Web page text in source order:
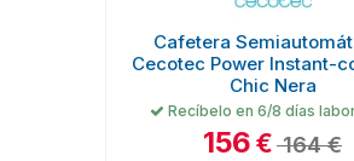
Cafetera
Cecotec Power Instant-
Chic Nera
Recíbelo en 6/8 días
156€164 €